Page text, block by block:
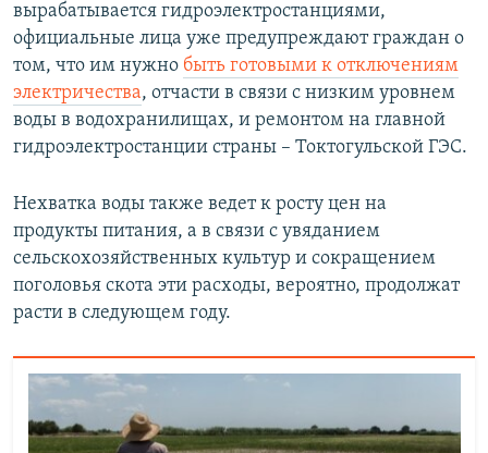
вырабатывается гидроэлектростанциями,
официальные лица уже предупреждают граждан о
том, что им нужно быть готовыми к отключениям
электричества, отчасти в связи с низким уровнем
воды в водохранилищах, и ремонтом на главной
гидроэлектростанции страны – Токтогульской ГЭС.
Нехватка воды также ведет к росту цен на
продукты питания, а в связи с увяданием
сельскохозяйственных культур и сокращением
поголовья скота эти расходы, вероятно, продолжат
расти в следующем году.